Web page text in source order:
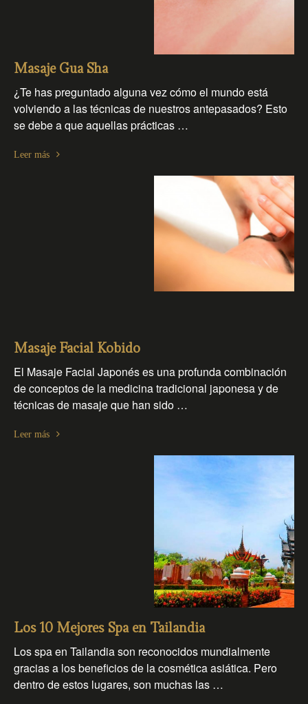
Masaje Gua Sha
¿Te has preguntado alguna vez cómo el mundo está
volviendo a las técnicas de nuestros antepasados? Esto
se debe a que aquellas prácticas …
Leer más
Masaje Facial Kobido
El Masaje Facial Japonés es una profunda combinación
de conceptos de la medicina tradicional japonesa y de
técnicas de masaje que han sido …
Leer más
Los 10 Mejores Spa en Tailandia
Los spa en Tailandia son reconocidos mundialmente
gracias a los beneficios de la cosmética asiática. Pero
dentro de estos lugares, son muchas las …